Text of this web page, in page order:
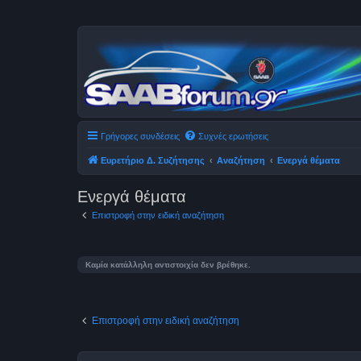
Γρήγορες συνδέσεις Συχνές ερωτήσεις
Ευρετήριο Δ. Συζήτησης Αναζήτηση Ενεργά θέματα
Ενεργά θέματα
Επιστροφή στην ειδική αναζήτηση
Καμία κατάλληλη αντιστοιχία δεν βρέθηκε.
Επιστροφή στην ειδική αναζήτηση